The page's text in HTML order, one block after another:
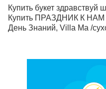
Купить букет здравствуй
Купить ПРАЗДНИК К
День Знаний, Villa Ma /